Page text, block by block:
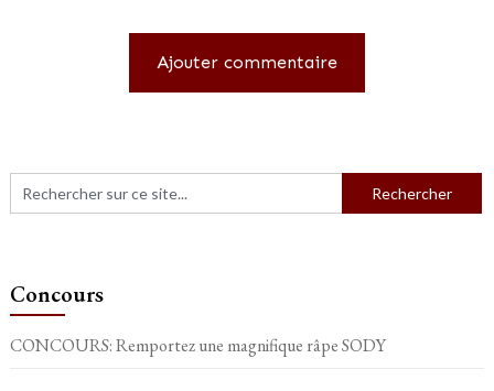
Concours
CONCOURS: Remportez une magnifique râpe SODY